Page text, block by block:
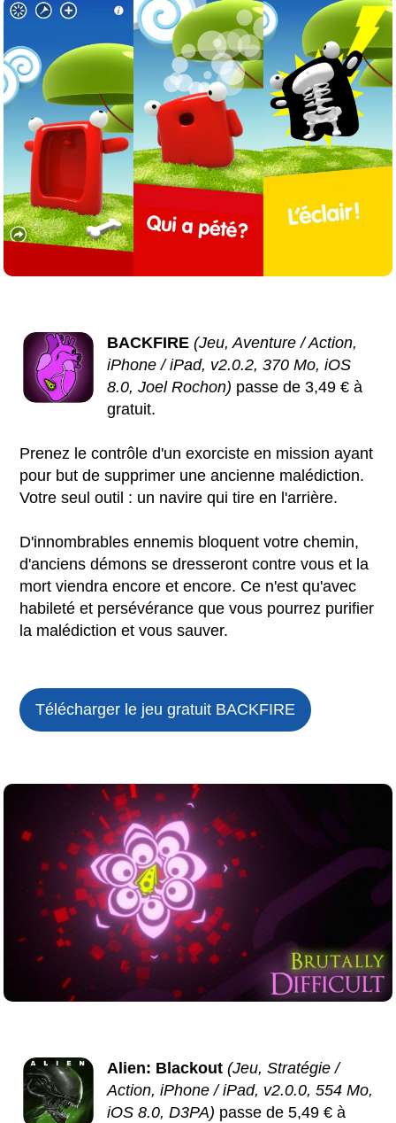
BACKFIRE (Jeu, Aventure / Action,
iPhone / iPad, v2.0.2, 370 Mo, iOS
8.0, Joel Rochon) passe de 3,49 € à
gratuit.
Prenez le contrôle d'un exorciste en mission ayant
pour but de supprimer une ancienne malédiction.
Votre seul outil : un navire qui tire en l'arrière.
D'innombrables ennemis bloquent votre chemin,
d'anciens démons se dresseront contre vous et la
mort viendra encore et encore. Ce n'est qu'avec
habileté et persévérance que vous pourrez purifier
la malédiction et vous sauver.
Télécharger le jeu gratuit BACKFIRE
Alien: Blackout (Jeu, Stratégie /
Action, iPhone / iPad, v2.0.0, 554 Mo,
iOS 8.0, D3PA) passe de 5,49 € à